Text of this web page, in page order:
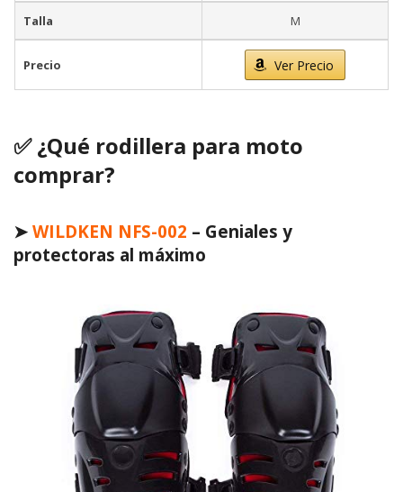
Talla M
Precio Ver Precio
✅¿Qué rodillera para moto
comprar?
➤WILDKEN NFS-002 – Geniales y
protectoras al máximo